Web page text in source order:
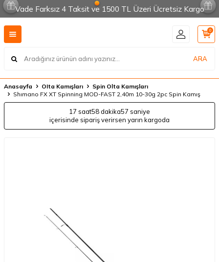
Vade Farksız 4 Taksit ve 1500 TL Üzeri Ücretsiz Kargo
ARA
0
Anasayfa OIta Kamışları
Spin Olta Kamışları
Shımano FX XT Spinning MOD-FAST 2,40m 10-30g 2pc Spin Kamış
17 saat58 dakika57 saniye
içerisinde sipariş verirsen yarın kargoda